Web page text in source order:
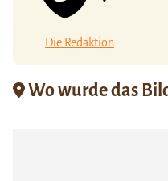
Die Redaktion
Wo wurde das